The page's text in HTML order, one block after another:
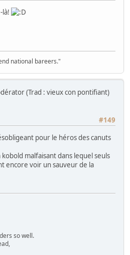
là!
national bareers."
(Trad : vieux con pontifiant)
#149
pour le héros des canuts
malfaisant dans lequel seuls
encore voir un sauveur de la
so well.